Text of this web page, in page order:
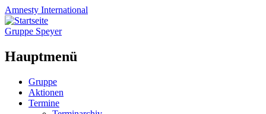
Amnesty International
Gruppe Speyer
Hauptmenü
Zum
Inhalt
springen
Gruppe
Aktionen
Termine